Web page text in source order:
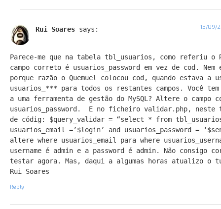
Rui Soares says: 15/09/
Parece-me que na tabela tbl_usuarios, como referiu o
campo correto é usuarios_password em vez de cod. Nem
porque razão o Quemuel colocou cod, quando estava a
usuarios_*** para todos os restantes campos. Você tem
a uma ferramenta de gestão do MySQL? Altere o campo
usuarios_password. E no ficheiro validar.php, neste
de códig: $query_validar = “select * from
usuarios_email =’$login’ and usuarios_password =
altere where usuarios_email para where
username é admin e a password é admin. Não consigo
testar agora. Mas, daqui a algumas horas atualizo o
Rui Soares
Reply